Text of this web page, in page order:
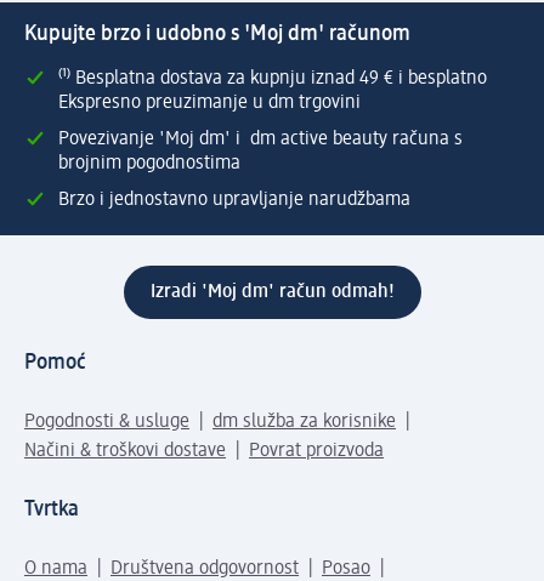
Kupujte brzo i udobno s 'Moj dm' računom
⁽¹⁾ Besplatna dostava za kupnju iznad 49 € i besplatno
Ekspresno preuzimanje u dm trgovini
Povezivanje 'Moj dm' i dm active beauty računa s
brojnim pogodnostima
Brzo i jednostavno upravljanje narudžbama
Izradi 'Moj dm' račun odmah!
Pomoć
Pogodnosti & usluge
dm služba za korisnike
Načini & troškovi dostave
Povrat proizvoda
Tvrtka
O nama Društvena odgovornost
Posao